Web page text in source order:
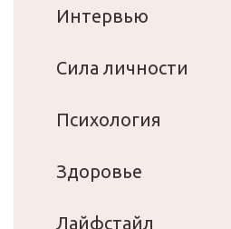
Интервью
Сила личности
Психология
Здоровье
Лайфстайл